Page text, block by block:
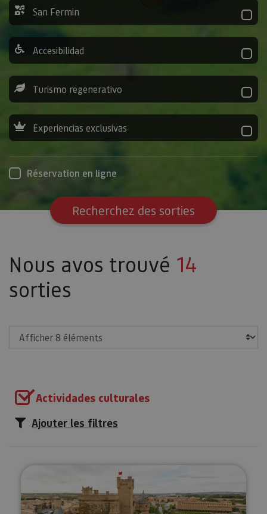
San Fermin
Accesibilidad
Turismo regenerativo
Experiencias exclusivas
Réservation en ligne
Recherchez des sorties
Nous avos trouvé 14
sorties
Actividades culturales
Ajouter les filtres